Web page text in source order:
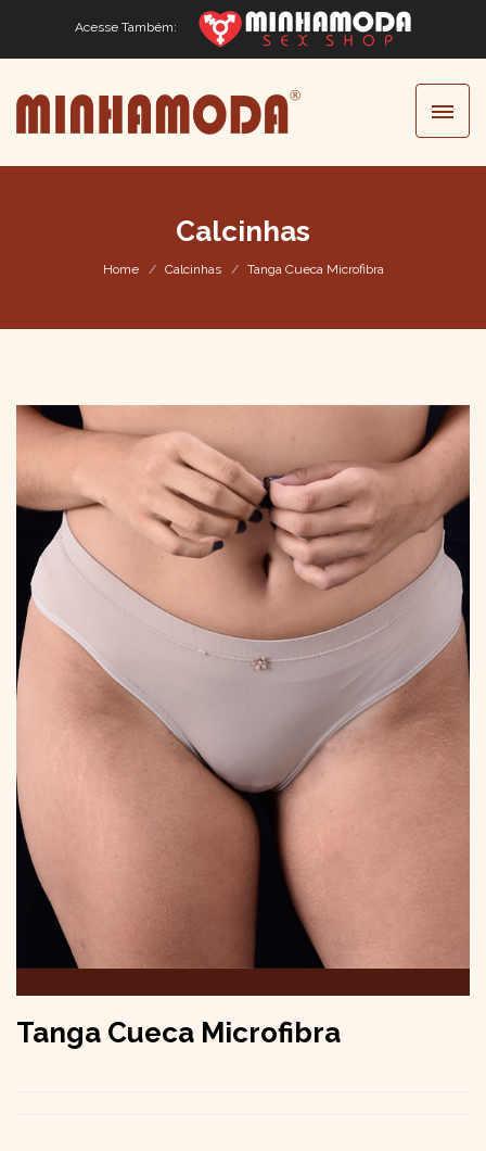
Acesse Também:
Calcinhas
Home Calcinhas Tanga Cueca Microfibra
Tanga Cueca Microfibra